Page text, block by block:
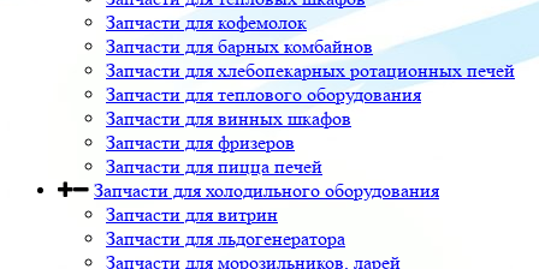
Запчасти для кофемолок
Запчасти для барных комбайнов
Запчасти для хлебопекарных ротационных печей
Запчасти для теплового оборудования
Запчасти для винных шкафов
Запчасти для фризеров
Запчасти для пицца печей
Запчасти для холодильного оборудования
Запчасти для витрин
Запчасти для льдогенератора
Запчасти для морозильников, ларей